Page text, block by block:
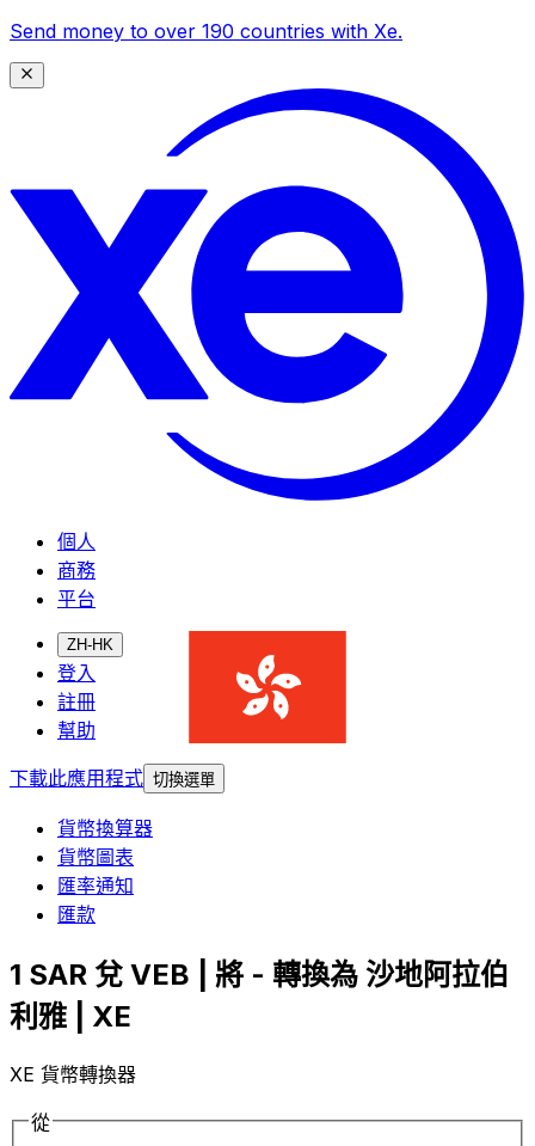
Send money to over 190 countries with Xe.
個人
商務
平台
ZH-HK
登入
註冊
幫助
下載此應用程式 切換選單
貨幣換算器
貨幣圖表
匯率通知
匯款
1 SAR 兌 VEB | 將 - 轉換為 沙地阿拉伯
利雅 | XE
XE 貨幣轉換器
從